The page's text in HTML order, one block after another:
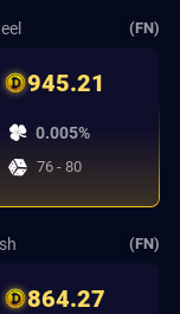
(FN)
945.21
0.005%
76 - 80
(FN)
864.27